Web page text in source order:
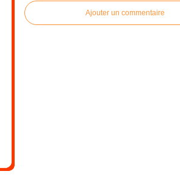
Ajouter un commentaire